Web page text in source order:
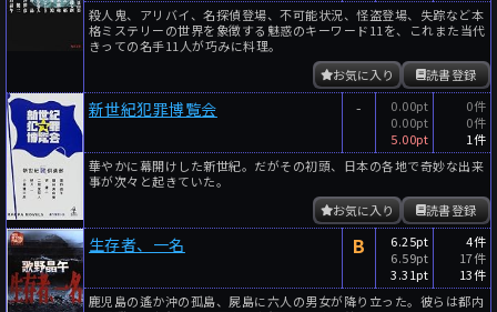
殺人鬼、アリバイ、名探偵登場、不可能状況、怪盗登場、失踪など本
格ミステリーの世界を象徴する魅惑のキーワード11を、これまた当代
きっての名手11人が巧みに料理。
読書登録
お気に入り
新世紀犯罪博覧会 -
0.00pt
0.00pt
5.00pt
0件
0件
1件
華やかに幕開けした新世紀。だがその初頭、日本の各地で奇妙な出来
事が次々と起きていた。
読書登録
お気に入り
生存者、一名 B
6.25pt
6.59pt
3.31pt
4件
17件
13件
鹿児島の遙か沖の孤島、屍島に六人の男女が降り立った。彼らは都内